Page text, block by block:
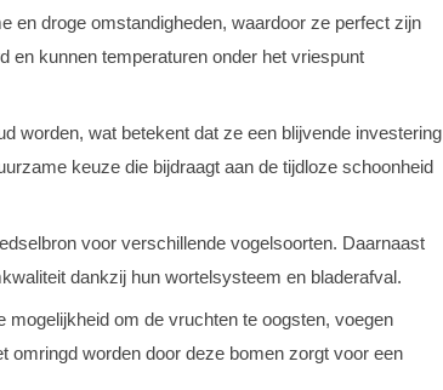
en droge omstandigheden, waardoor ze perfect zijn
en kunnen temperaturen onder het vriespunt
worden, wat betekent dat ze een blijvende investering
keuze die bijdraagt aan de tijdloze schoonheid
voor verschillende vogelsoorten. Daarnaast
dankzij hun wortelsysteem en bladerafval.
mogelijkheid om de vruchten te oogsten, voegen
omringd worden door deze bomen zorgt voor een